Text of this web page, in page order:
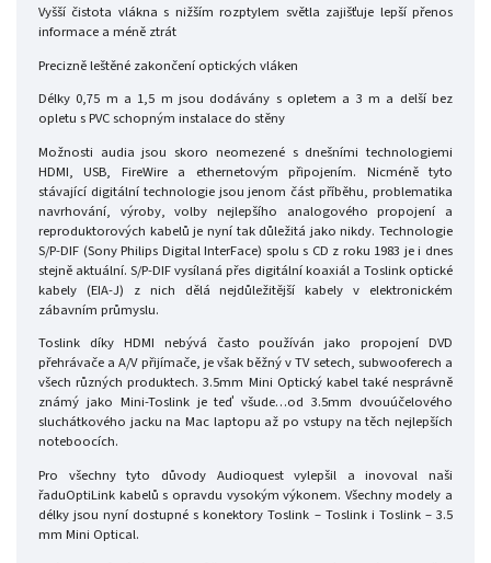
Vyšší čistota vlákna s nižším rozptylem světla zajišťuje lepší přenos
informace a méně ztrát
Precizně leštěné zakončení optických vláken
Délky 0,75 m a 1,5 m jsou dodávány s opletem a 3 m a delší bez
opletu s PVC schopným instalace do stěny
Možnosti audia jsou skoro neomezené s dnešními technologiemi
HDMI, USB, FireWire a ethernetovým připojením. Nicméně tyto
stávající digitální technologie jsou jenom část příběhu, problematika
navrhování, výroby, volby nejlepšího analogového propojení a
reproduktorových kabelů je nyní tak důležitá jako nikdy. Technologie
S/P-DIF (Sony Philips Digital InterFace) spolu s CD z roku 1983 je i dnes
stejně aktuální. S/P-DIF vysílaná přes digitální koaxiál a Toslink optické
kabely (EIA-J) z nich dělá nejdůležitější kabely v elektronickém
zábavním průmyslu.
Toslink díky HDMI nebývá často používán jako propojení DVD
přehrávače a A/V přijímače, je však běžný v TV setech, subwooferech a
všech různých produktech. 3.5mm Mini Optický kabel také nesprávně
známý jako Mini-Toslink je teď všude…od 3.5mm dvouúčelového
sluchátkového jacku na Mac laptopu až po vstupy na těch nejlepších
noteboocích.
Pro všechny tyto důvody Audioquest vylepšil a inovoval naši
řaduOptiLink kabelů s opravdu vysokým výkonem. Všechny modely a
délky jsou nyní dostupné s konektory Toslink – Toslink i Toslink – 3.5
mm Mini Optical.